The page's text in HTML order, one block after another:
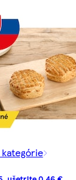
kategórie